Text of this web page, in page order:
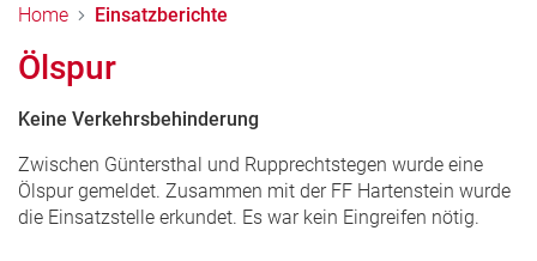
Home Einsatzberichte
Ölspur
Keine Verkehrsbehinderung
Zwischen Güntersthal und Rupprechtstegen wurde eine
Ölspur gemeldet. Zusammen mit der FF Hartenstein wurde
die Einsatzstelle erkundet. Es war kein Eingreifen nötig.